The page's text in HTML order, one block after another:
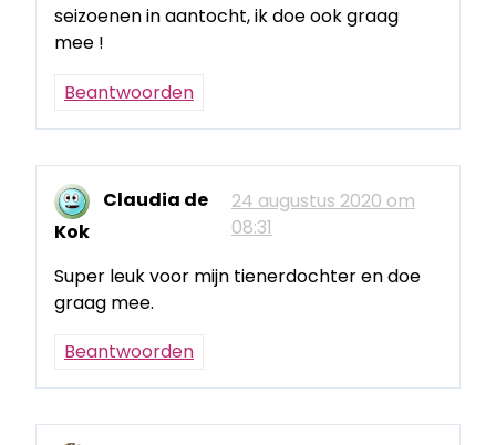
seizoenen in aantocht, ik doe ook graag
mee !
Beantwoorden
Claudia de
Kok
24 augustus 2020 om
08:31
Super leuk voor mijn tienerdochter en doe
graag mee.
Beantwoorden